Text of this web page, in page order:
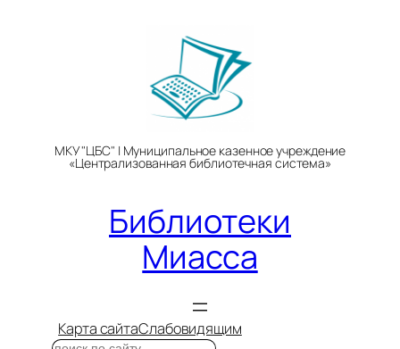
МКУ "ЦБС" | Муниципальное казенное учреждение
«Централизованная библиотечная система»
Библиотеки
Миасса
Карта сайтаСлабовидящим
Поиск